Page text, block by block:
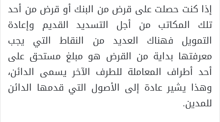
إذا كنت حصلت على قرض من البنك أو قرض من أحد
تلك المكاتب من أجل التسديد القديم وإعادة
التمويل فهناك العديد من النقاط التي يجب
معرفتها بداية من القرض هو مبلغ مستحق على
أحد أطراف المعاملة للطرف الآخر يسمى الدائن،
وهذا يشير عادة إلى الأصول التي قدمها الدائن
للمدين.